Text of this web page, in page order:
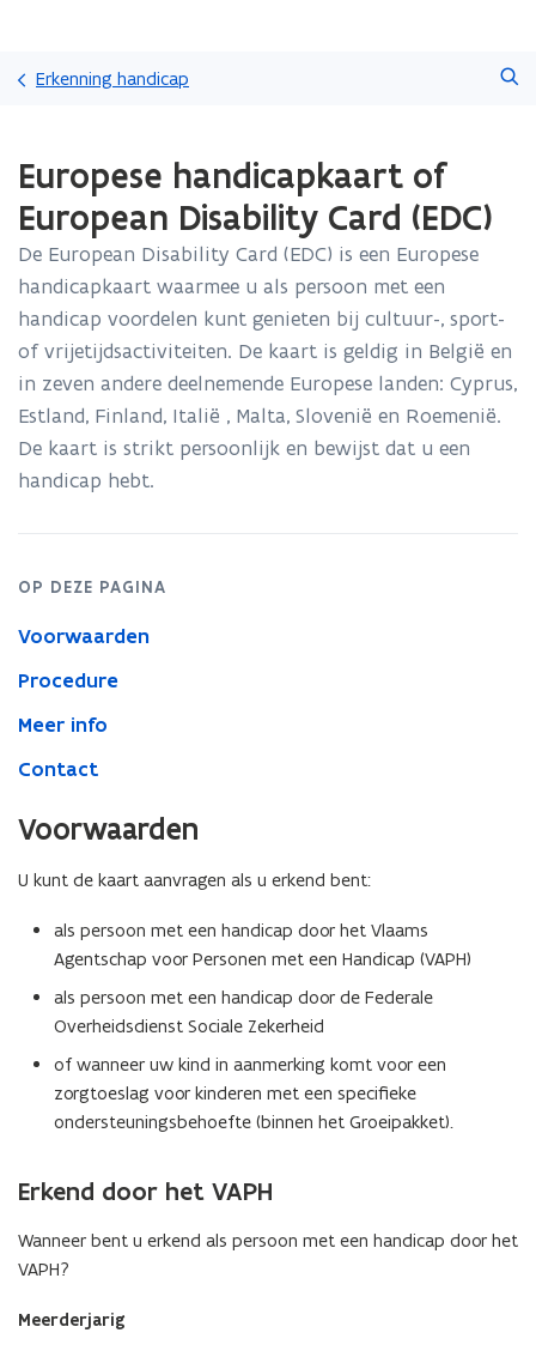
gaan
Erkenning handicap
met
laden.
zich
op:
Europese
handicapkaart
European
Disability
Card
(EDC)
Europese handicapkaart of
European Disability Card (EDC)
De European Disability Card (EDC) is een Europese
handicapkaart waarmee u als persoon met een
handicap voordelen kunt genieten bij cultuur-, sport-
of vrijetijdsactiviteiten. De kaart is geldig in België en
in zeven andere deelnemende Europese landen: Cyprus,
Estland, Finland, Italië , Malta, Slovenië en Roemenië.
De kaart is strikt persoonlijk en bewijst dat u een
handicap hebt.
OP DEZE PAGINA
Voorwaarden
Procedure
Meer info
Contact
Voorwaarden
U kunt de kaart aanvragen als u erkend bent:
als persoon met een handicap door het Vlaams
Agentschap voor Personen met een Handicap (VAPH)
als persoon met een handicap door de Federale
Overheidsdienst Sociale Zekerheid
of wanneer uw kind in aanmerking komt voor een
zorgtoeslag voor kinderen met een specifieke
ondersteuningsbehoefte (binnen het Groeipakket).
Erkend door het VAPH
Wanneer bent u erkend als persoon met een handicap door het
VAPH?
Meerderjarig